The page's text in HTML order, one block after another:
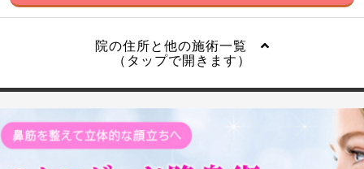
院の住所と他の施術一覧
（タップで開きます）